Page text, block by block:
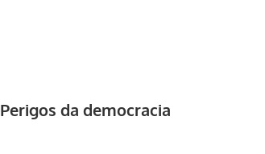
Perigos da democracia